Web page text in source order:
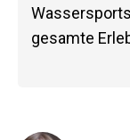
gesamte